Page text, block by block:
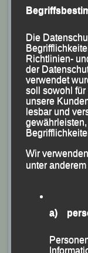
Susanne
Die
Richtlinien-
der
verwendet
soll sowohl für
unsere
lesbar und
Wir
unter
a)